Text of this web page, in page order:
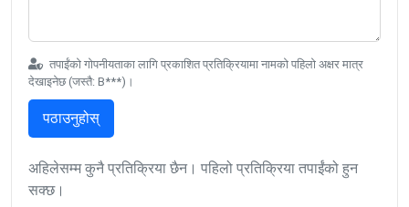
तपाईंको गोपनीयताका लागि प्रकाशित प्रतिक्रियामा नामको पहिलो अक्षर मात्र
देखाइनेछ (जस्तै: B***)।
पठाउनुहोस्
अहिलेसम्म कुनै प्रतिक्रिया छैन। पहिलो प्रतिक्रिया तपाईंको हुन
सक्छ।